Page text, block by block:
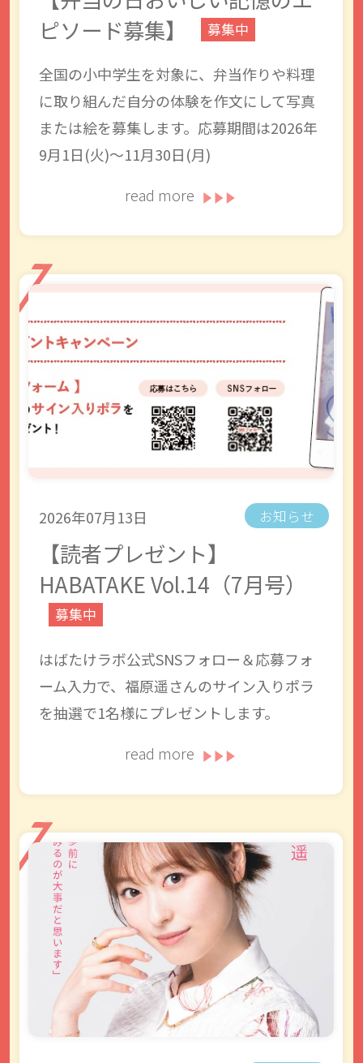
ピソード募集】
募集中
全国の小中学生を対象に、弁当作りや料理
に取り組んだ自分の体験を作文にして写真
または絵を募集します。応募期間は2026年
9月1日(火)〜11月30日(月)
read more
2026年07月13日 お知らせ
【読者プレゼント】
HABATAKE Vol.14（7月号）
募集中
はばたけラボ公式SNSフォロー＆応募フォ
ーム入力で、福原遥さんのサイン入りポラ
を抽選で1名様にプレゼントします。
read more